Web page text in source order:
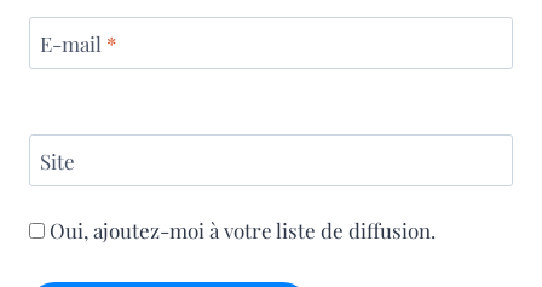
E-mail *
Site
Oui, ajoutez-moi à votre liste de diffusion.